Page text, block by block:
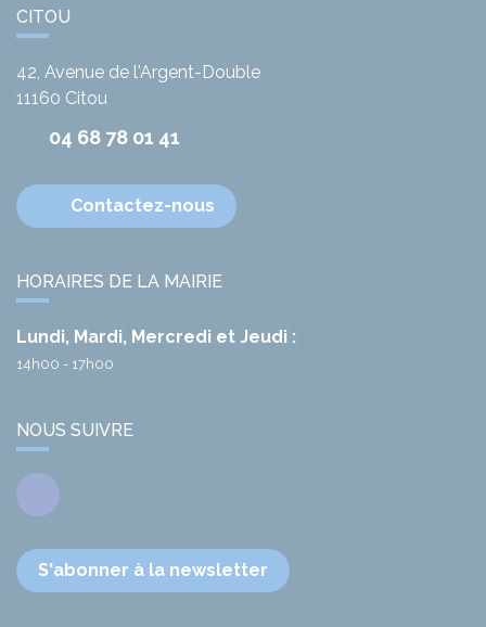
CITOU
42, Avenue de l'Argent-Double
11160 Citou
04 68 78 01 41
Contactez-nous
HORAIRES DE LA MAIRIE
Lundi, Mardi, Mercredi et Jeudi :
14h00 - 17h00
NOUS SUIVRE
Facebook
S'abonner à la newsletter